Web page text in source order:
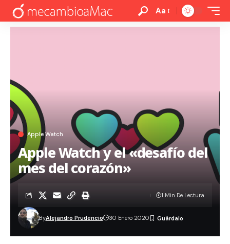
Aa
Apple Watch
Apple Watch y el «desafío del
mes del corazón»
ByAlejandro Prudencio 30 Enero 2020
1 Min De Lectura